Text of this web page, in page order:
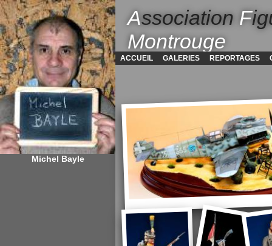
Association F
Montrouge
ACCUEIL GALERIES REPORTAGES
Michel Bayle